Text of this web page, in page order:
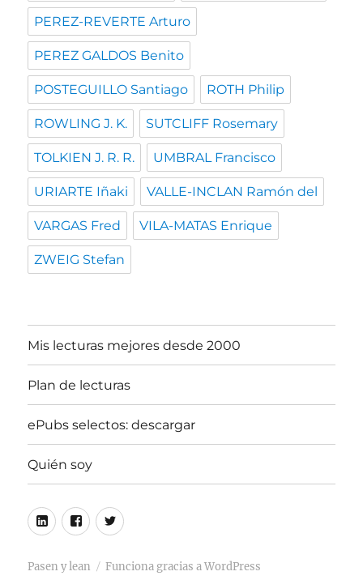
PEREZ-REVERTE Arturo
PEREZ GALDOS Benito
POSTEGUILLO Santiago ROTH Philip
ROWLING J. K. SUTCLIFF Rosemary
TOLKIEN J. R. R. UMBRAL Francisco
URIARTE Iñaki VALLE-INCLAN Ramón del
VARGAS Fred VILA-MATAS Enrique
ZWEIG Stefan
Mis lecturas mejores desde 2000
Plan de lecturas
ePubs selectos: descargar
Quién soy
LinkedinFacebookTwitter
Pasen y lean Funciona gracias a WordPress